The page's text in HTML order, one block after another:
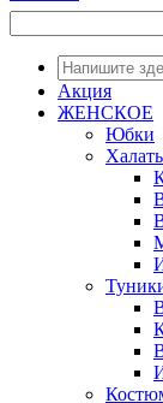
Акция
ЖЕНСКОЕ
Юбки